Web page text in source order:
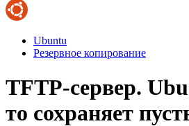
Ubuntu
Резервное копирование
TFTP-сервер.
то сохраняет